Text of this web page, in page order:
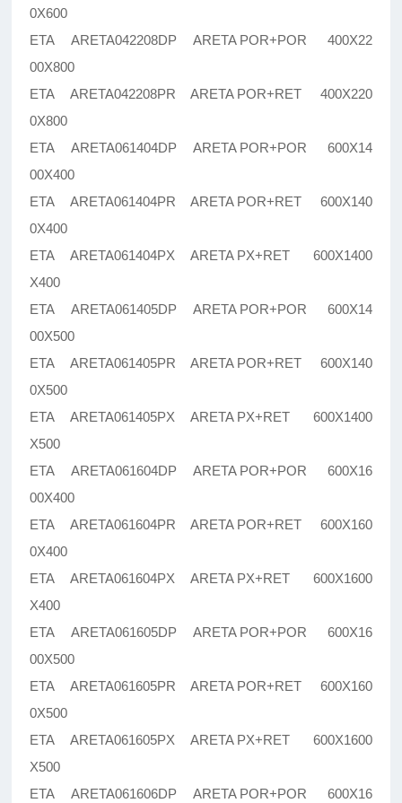
0X600
ETA ARETA042208DP ARETA POR+POR 400X22
00X800
ETA ARETA042208PR ARETA POR+RET 400X220
0X800
ETA ARETA061404DP ARETA POR+POR 600X14
00X400
ETA ARETA061404PR ARETA POR+RET 600X140
0X400
ETA ARETA061404PX ARETA PX+RET 600X1400
X400
ETA ARETA061405DP ARETA POR+POR 600X14
00X500
ETA ARETA061405PR ARETA POR+RET 600X140
0X500
ETA ARETA061405PX ARETA PX+RET 600X1400
X500
ETA ARETA061604DP ARETA POR+POR 600X16
00X400
ETA ARETA061604PR ARETA POR+RET 600X160
0X400
ETA ARETA061604PX ARETA PX+RET 600X1600
X400
ETA ARETA061605DP ARETA POR+POR 600X16
00X500
ETA ARETA061605PR ARETA POR+RET 600X160
0X500
ETA ARETA061605PX ARETA PX+RET 600X1600
X500
ETA ARETA061606DP ARETA POR+POR 600X16